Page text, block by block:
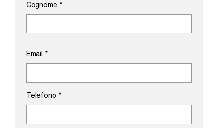
Cognome *
Email *
Telefono *